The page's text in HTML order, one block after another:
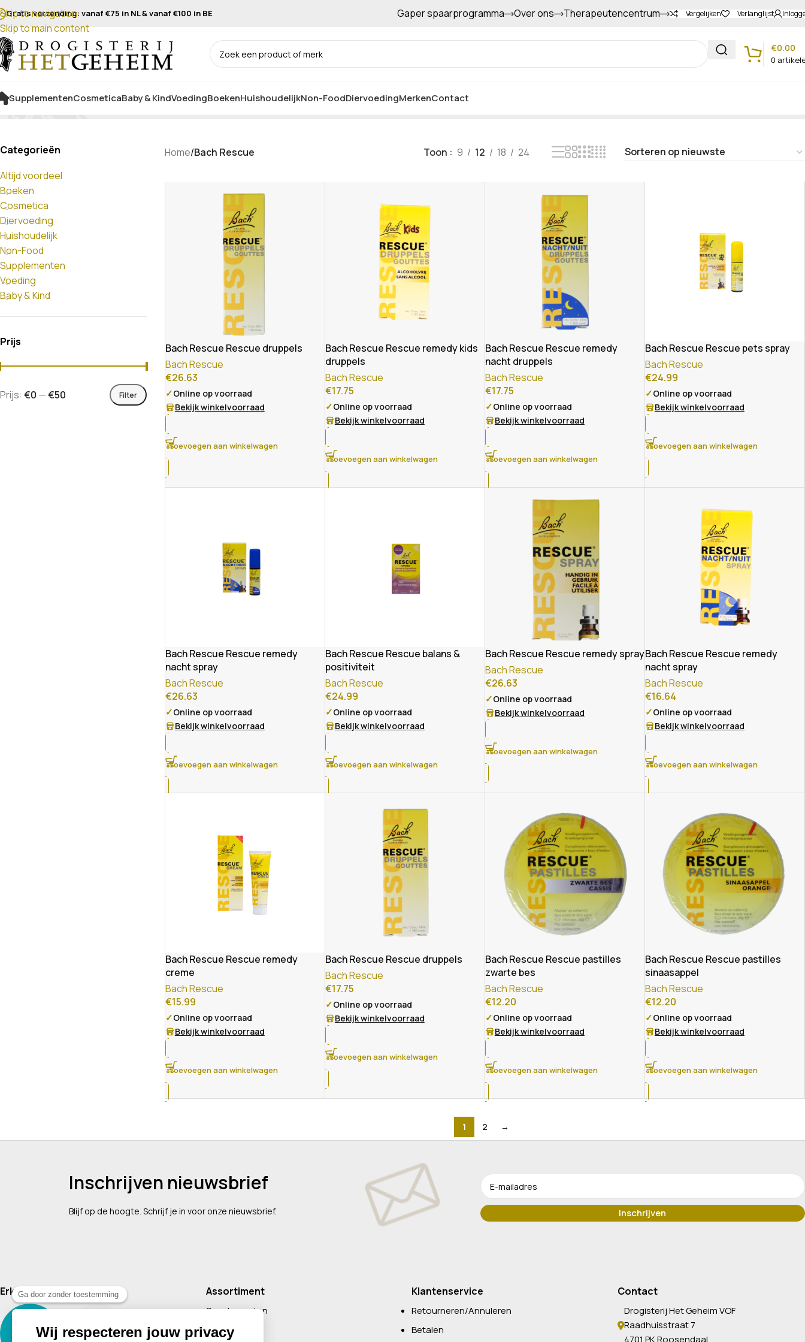
Skip to navigation
Skip to main content
Gratis verzending: vanaf €75 in NL & vanaf €100 in BE Gratis afhalen in de winkel Gapers sparen voor extra korting
Gaper spaarprogramma Over ons Therapeutencentrum Vergelijken Verlanglijst
0
€0.00
SupplementenCosmeticaBaby & KindVoedingBoekenHuishoudelijkNon-FoodDiervoedingMerkenContact
Bach Rescue
Categorieën
Altijd voordeel
Boeken
Cosmetica
Diervoeding
Huishoudelijk
Non-Food
Supplementen
Voeding
Baby & Kind
Prijs
Filter
Prijs: €0 —€50
Home/Bach Rescue Toon 9 12 18 24
Bach Rescue Rescue druppels
Bach Rescue
€26.63
✓Online op voorraad
Bekijk winkelvoorraad
Toevoegen aan winkelwagen
Bach Rescue Rescue remedy kids
druppels
Bach Rescue
€17.75
✓Online op voorraad
Bekijk winkelvoorraad
Toevoegen aan winkelwagen
Bach Rescue Rescue remedy
nacht druppels
Bach Rescue
€17.75
✓Online op voorraad
Bekijk winkelvoorraad
Toevoegen aan winkelwagen
Bach Rescue Rescue pets spray
Bach Rescue
€24.99
✓Online op voorraad
Bekijk winkelvoorraad
Toevoegen aan winkelwagen
Bach Rescue Rescue remedy
nacht spray
Bach Rescue
€26.63
✓Online op voorraad
Bekijk winkelvoorraad
Toevoegen aan winkelwagen
Bach Rescue Rescue balans &
positiviteit
Bach Rescue
€24.99
✓Online op voorraad
Bekijk winkelvoorraad
Toevoegen aan winkelwagen
Bach Rescue Rescue remedy spray
Bach Rescue
€26.63
✓Online op voorraad
Bekijk winkelvoorraad
Toevoegen aan winkelwagen
Bach Rescue Rescue remedy
nacht spray
Bach Rescue
€16.64
✓Online op voorraad
Bekijk winkelvoorraad
Toevoegen aan winkelwagen
Bach Rescue Rescue remedy
creme
Bach Rescue
€15.99
✓Online op voorraad
Bekijk winkelvoorraad
Toevoegen aan winkelwagen
Bach Rescue Rescue druppels
Bach Rescue
€17.75
✓Online op voorraad
Bekijk winkelvoorraad
Toevoegen aan winkelwagen
Bach Rescue Rescue pastilles
zwarte bes
Bach Rescue
€12.20
✓Online op voorraad
Bekijk winkelvoorraad
Toevoegen aan winkelwagen
Bach Rescue Rescue pastilles
sinaasappel
Bach Rescue
€12.20
✓Online op voorraad
Bekijk winkelvoorraad
Toevoegen aan winkelwagen
1 2 →
Inschrijven nieuwsbrief
Blijf op de hoogte. Schrijf je in voor onze nieuwsbrief.
Erkend lid van Assortiment
Supplementen
Cosmetica
Klantenservice
Retourneren/Annuleren
Betalen
Contact
Drogisterij Het Geheim VOF
Raadhuisstraat 7
4701 PK Roosendaal